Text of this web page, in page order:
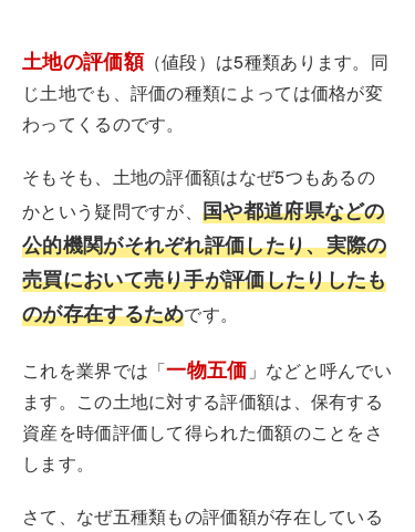
土地の評価額（値段）は5種類あります。同
じ土地でも、評価の種類によっては価格が変
わってくるのです。
そもそも、土地の評価額はなぜ5つもあるの
かという疑問ですが、 国や都道府県などの
公的機関がそれぞれ評価したり、実際の
売買において売り手が評価したりしたも
のが存在するためです。
これを業界では「一物五価 」などと呼んでい
ます。この土地に対する評価額は、保有する
資産を時価評価して得られた価額のことをさ
します。
さて、なぜ五種類もの評価額が存在している